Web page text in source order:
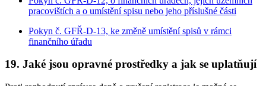
pracovištích a o umístění spisu nebo jeho příslušné části
Pokyn č. GFŘ-D-13, ke změně umístění spisů v rámci
finančního úřadu
19. Jaké jsou opravné prostředky a jak se uplatňují